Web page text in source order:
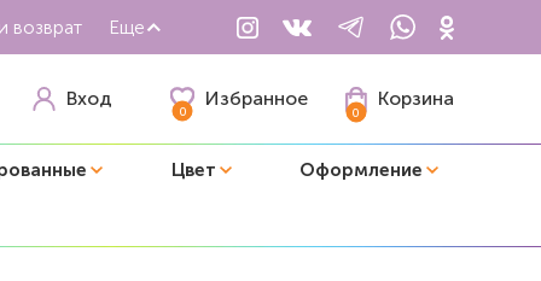
возврат Еще
Вход
0
Избранное
0
Корзина
Цвет Оформление